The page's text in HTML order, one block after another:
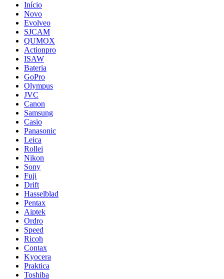
Início
Novo
Evolveo
SJCAM
QUMOX
Actionpro
ISAW
Bateria
GoPro
Olympus
JVC
Canon
Samsung
Casio
Panasonic
Leica
Rollei
Nikon
Sony
Fuji
Drift
Hasselblad
Pentax
Aiptek
Ordro
Speed
Ricoh
Contax
Kyocera
Praktica
Toshiba